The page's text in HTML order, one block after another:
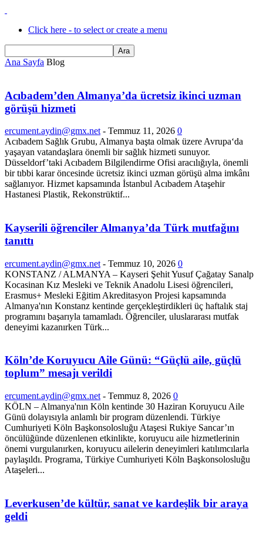
Click here - to select or create a menu
Ana Sayfa Blog
Acıbadem’den Almanya’da ücretsiz ikinci uzman
görüşü hizmeti
ercument.aydin@gmx.net - Temmuz 11, 2026 0
Acıbadem Sağlık Grubu, Almanya başta olmak üzere Avrupa‘da
yaşayan vatandaşlara önemli bir sağlık hizmeti sunuyor.
Düsseldorf’taki Acıbadem Bilgilendirme Ofisi aracılığıyla, önemli
bir tıbbi karar öncesinde ücretsiz ikinci uzman görüşü alma imkânı
sağlanıyor. Hizmet kapsamında İstanbul Acıbadem Ataşehir
Hastanesi Plastik, Rekonstrüktif...
Kayserili öğrenciler Almanya’da Türk mutfağını
tanıttı
ercument.aydin@gmx.net - Temmuz 10, 2026 0
KONSTANZ / ALMANYA – Kayseri Şehit Yusuf Çağatay Sanalp
Kocasinan Kız Mesleki ve Teknik Anadolu Lisesi öğrencileri,
Erasmus+ Mesleki Eğitim Akreditasyon Projesi kapsamında
Almanya'nın Konstanz kentinde gerçekleştirdikleri üç haftalık staj
programını başarıyla tamamladı. Öğrenciler, uluslararası mutfak
deneyimi kazanırken Türk...
Köln’de Koruyucu Aile Günü: “Güçlü aile, güçlü
toplum” mesajı verildi
ercument.aydin@gmx.net - Temmuz 8, 2026 0
KÖLN – Almanya'nın Köln kentinde 30 Haziran Koruyucu Aile
Günü dolayısıyla anlamlı bir program düzenlendi. Türkiye
Cumhuriyeti Köln Başkonsolosluğu Ataşesi Rukiye Sancar’ın
öncülüğünde düzenlenen etkinlikte, koruyucu aile hizmetlerinin
önemi vurgulanırken, koruyucu ailelerin deneyimleri katılımcılarla
paylaşıldı. Programa, Türkiye Cumhuriyeti Köln Başkonsolosluğu
Ataşeleri...
Leverkusen’de kültür, sanat ve kardeşlik bir araya
geldi